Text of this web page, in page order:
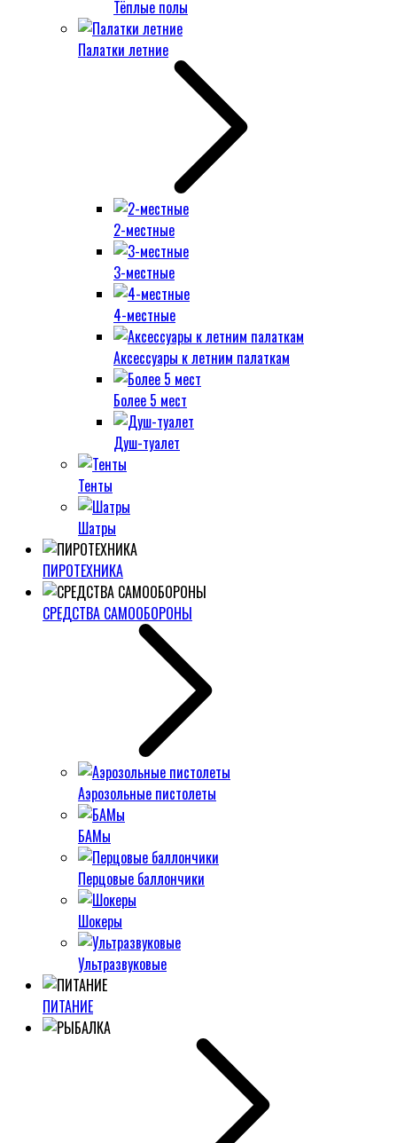
Тёплые полы
Палатки летние
2-местные
3-местные
4-местные
Аксессуары к летним палаткам
Более 5 мест
Душ-туалет
Тенты
Шатры
ПИРОТЕХНИКА
СРЕДСТВА САМООБОРОНЫ
Аэрозольные пистолеты
БАМы
Перцовые баллончики
Шокеры
Ультразвуковые
ПИТАНИЕ